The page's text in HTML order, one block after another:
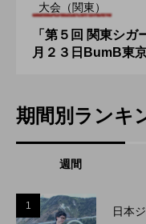
大会（関東）
「第５回 関東シ
月２３日BumB東
期間別ランキ
週間
1
日本